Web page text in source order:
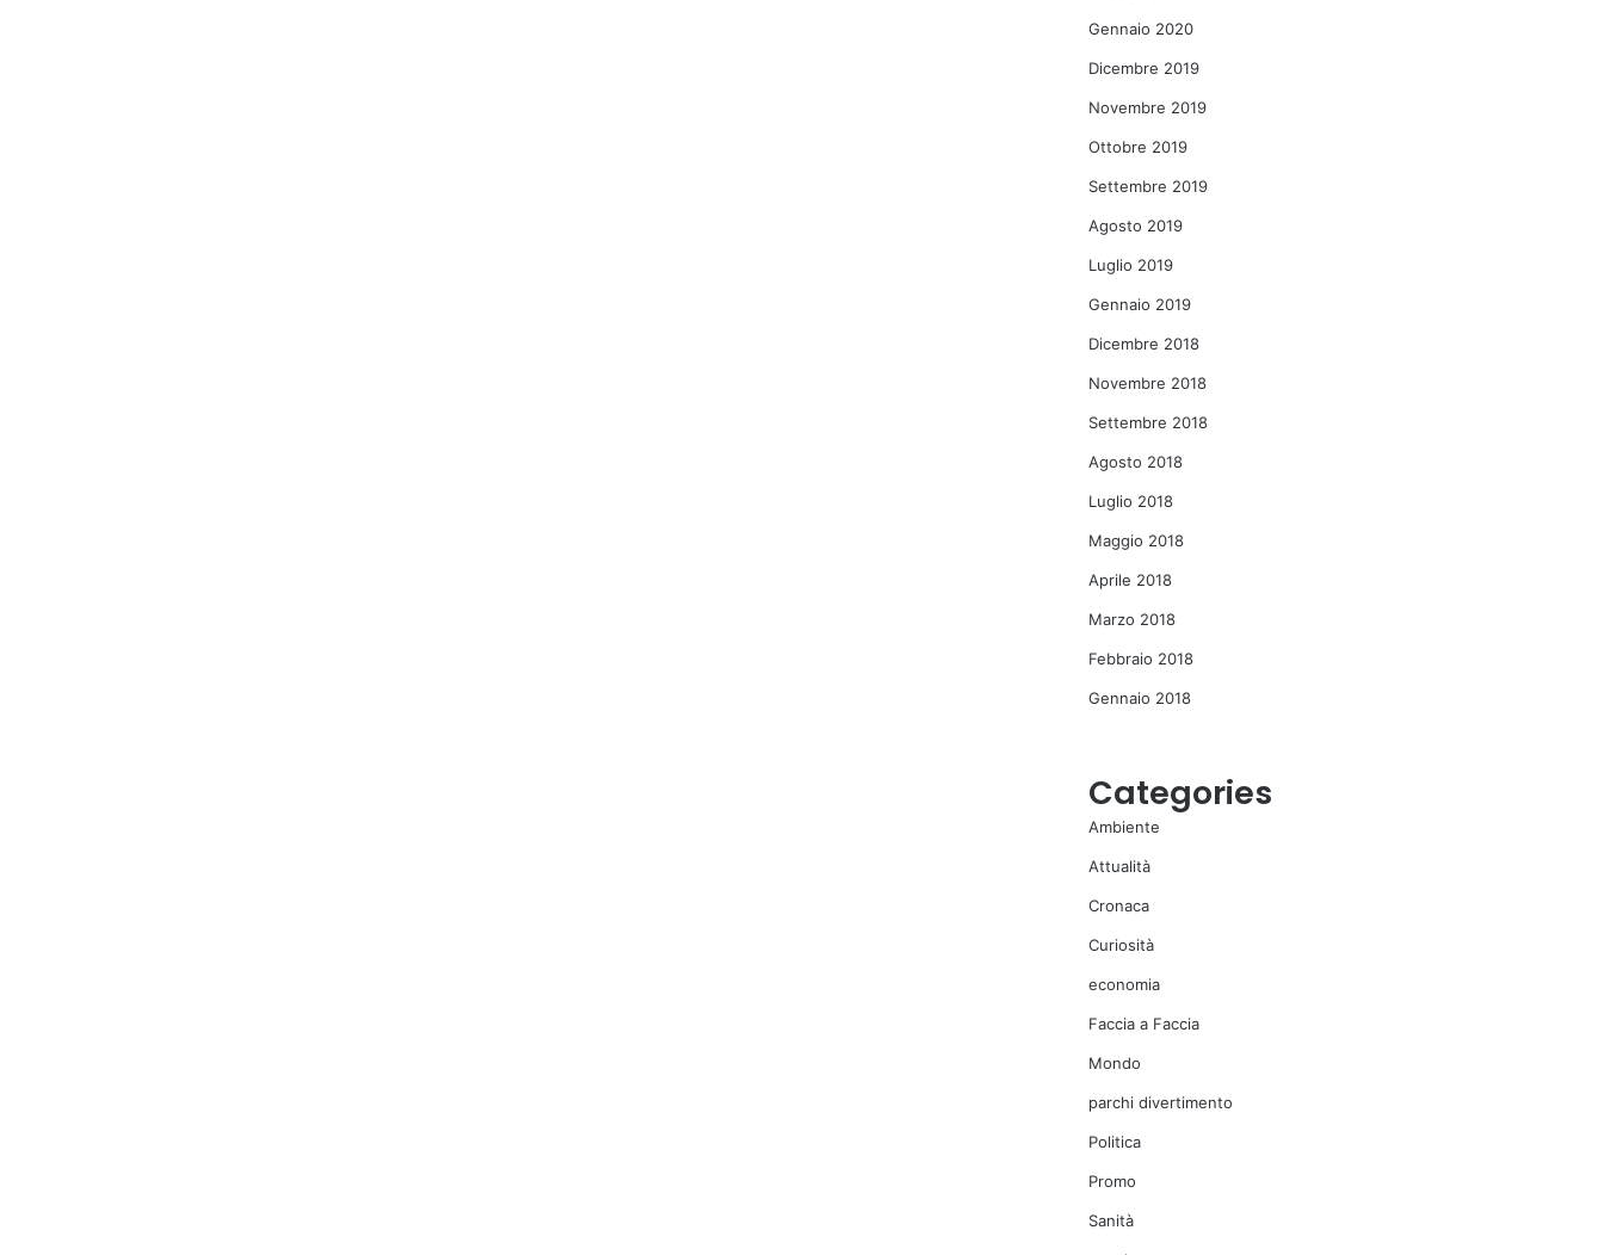
Gennaio 2020
Dicembre 2019
Novembre 2019
Ottobre 2019
Settembre 2019
Agosto 2019
Luglio 2019
Gennaio 2019
Dicembre 2018
Novembre 2018
Settembre 2018
Agosto 2018
Luglio 2018
Maggio 2018
Aprile 2018
Marzo 2018
Febbraio 2018
Gennaio 2018
Categories
Ambiente
Attualità
Cronaca
Curiosità
economia
Faccia a Faccia
Mondo
parchi divertimento
Politica
Promo
Sanità